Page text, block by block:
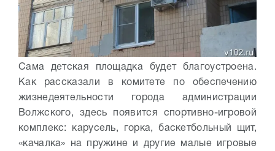
Сама детская площадка будет благоустроена.
Как рассказали в комитете по обеспечению
жизнедеятельности города администрации
Волжского, здесь появится спортивно-игровой
комплекс: карусель, горка, баскетбольный щит,
«качалка» на пружине и другие малые игровые